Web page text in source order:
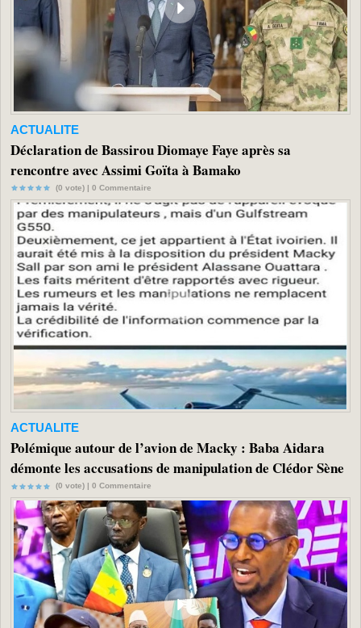
ACTUALITE
Déclaration de Bassirou Diomaye Faye après sa
rencontre avec Assimi Goïta à Bamako
(0 vote) | 0 Commentaire
ACTUALITE
Polémique autour de l’avion de Macky : Baba Aidara
démonte les accusations de manipulation de Clédor Sène
(0 vote) | 0 Commentaire